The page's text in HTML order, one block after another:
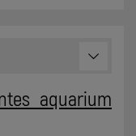
aquarium